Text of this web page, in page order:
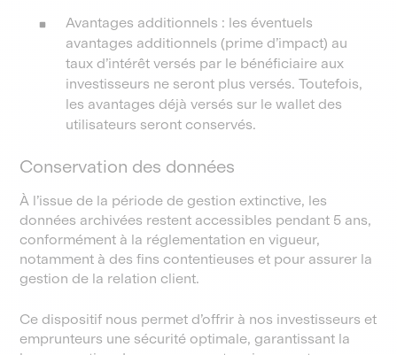
Avantages additionnels : les éventuels
avantages additionnels (prime d’impact) au
taux d’intérêt versés par le bénéficiaire aux
investisseurs ne seront plus versés. Toutefois,
les avantages déjà versés sur le wallet des
utilisateurs seront conservés.
Conservation des données
À l’issue de la période de gestion extinctive, les
données archivées restent accessibles pendant 5 ans,
conformément à la réglementation en vigueur,
notamment à des fins contentieuses et pour assurer la
gestion de la relation client.
Ce dispositif nous permet d’offrir à nos investisseurs et
emprunteurs une sécurité optimale, garantissant la